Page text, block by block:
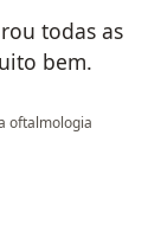
todas as
bem.
oftalmologia